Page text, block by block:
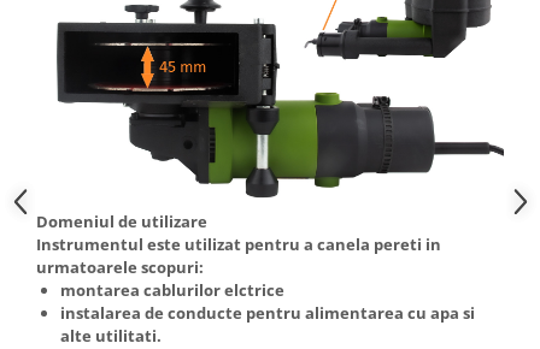
Truse de scule
Truse de lipit PPR
Ventuze cu brate pentru transport
Vibratoare beton
Masini de spalat rufe cu uscator
Uscatoare de rufe
Masini de facut paine
Pachete electrocasnice
Seturi oale
SANDWICH MAKER
Storcatoare de fructe
Televizoare
Domeniul de utilizare
Instrumentul este utilizat pentru a canela pereti in
urmatoarele scopuri:
montarea cablurilor elctrice
instalarea de conducte pentru alimentarea cu apa si
alte utilitati.